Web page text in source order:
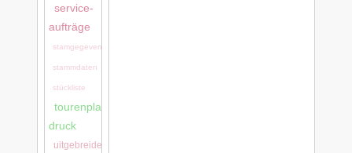
service-
aufträge
stamgegevens
stammdaten
stückliste
tourenplanung:tourenplanung_bei_ls-
druck
uitgebreide_stamgegevens